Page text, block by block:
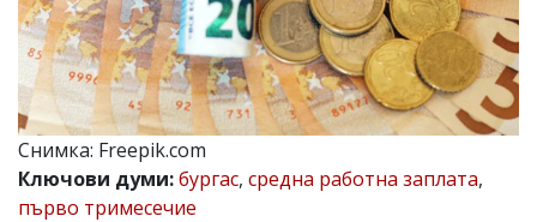
Катя
Касабова,
еmail:k.kassabova@flagman.bg
Главен
редактор:
Иван
Колев,
email:
Снимка: Freepik.com
Ключови думи:бургас, средна работна заплата,
първо тримесечие